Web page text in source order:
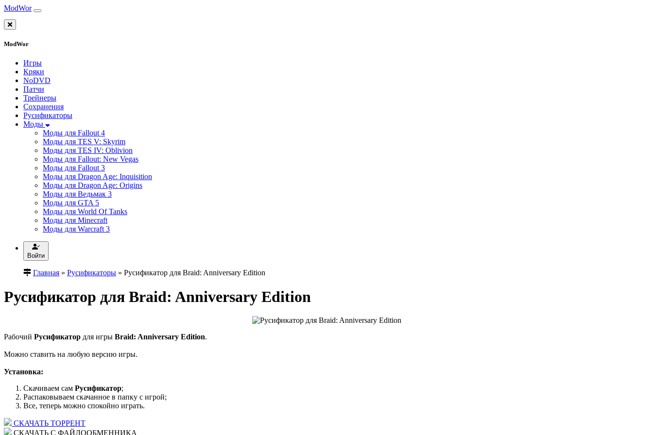
ModWor
ModWor
Игры
Кряки
NoDVD
Патчи
Трейнеры
Сохранения
Русификаторы
Моды
Моды для Fallout 4
Моды для TES V: Skyrim
Моды для TES IV: Oblivion
Моды для Fallout: New Vegas
Моды для Fallout 3
Моды для Dragon Age: Inquisition
Моды для Dragon Age: Origins
Моды для Ведьмак 3
Моды для GTA 5
Моды для World Of Tanks
Моды для Minecraft
Моды для Warcraft 3
Войти
Главная » Русификаторы » Русификатор для Braid: Anniversary Edition
Русификатор для Braid: Anniversary Edition
Рабочий Русификатор для игры Braid: Anniversary Edition.
Можно ставить на любую версию игры.
Установка:
Скачиваем сам Русификатор;
Распаковываем скачанное в папку с игрой;
Все, теперь можно спокойно играть.
СКАЧАТЬ ТОРРЕНТ
СКАЧАТЬ С ФАЙЛООБМЕННИКА